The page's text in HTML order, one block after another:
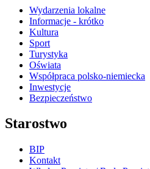
Wydarzenia lokalne
Informacje - krótko
Kultura
Sport
Turystyka
Oświata
Współpraca polsko-niemiecka
Inwestycje
Bezpieczeństwo
Starostwo
BIP
Kontakt